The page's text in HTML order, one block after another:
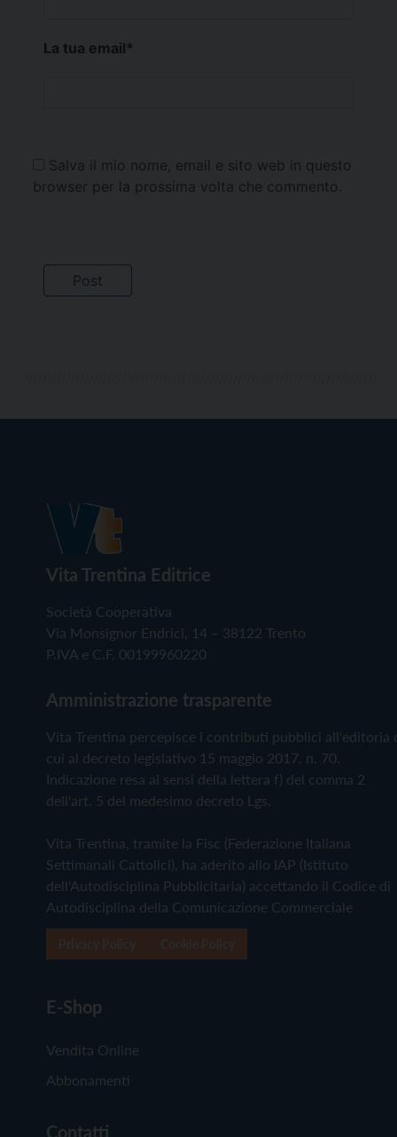
La tua email*
Salva il mio nome, email e sito web in questo
browser per la prossima volta che commento.
Vita Trentina Editrice
Società Cooperativa
Via Monsignor Endrici, 14 – 38122 Trento
P.IVA e C.F. 00199960220
Amministrazione trasparente
Vita Trentina percepisce i contributi pubblici all'editoria
cui al decreto legislativo 15 maggio 2017, n. 70.
Indicazione resa ai sensi della lettera f) del comma 2
dell'art. 5 del medesimo decreto Lgs.
Vita Trentina, tramite la Fisc (Federazione Italiana
Settimanali Cattolici), ha aderito allo IAP (Istituto
dell'Autodisciplina Pubblicitaria) accettando il Codice di
Autodisciplina della Comunicazione Commerciale
E-Shop
Vendita Online
Abbonamenti
Contatti